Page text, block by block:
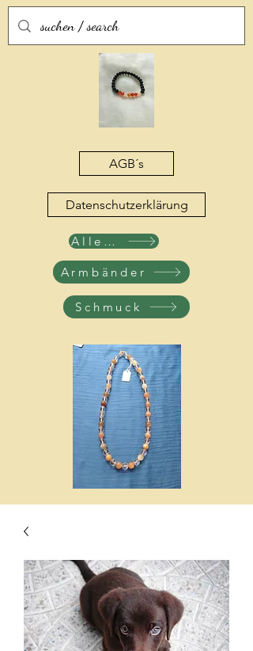
AGB´s
Datenschutzerklärung
Alle Produkte
Armbänder
Schmuck